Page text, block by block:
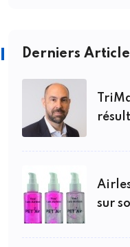
Derniers
sur